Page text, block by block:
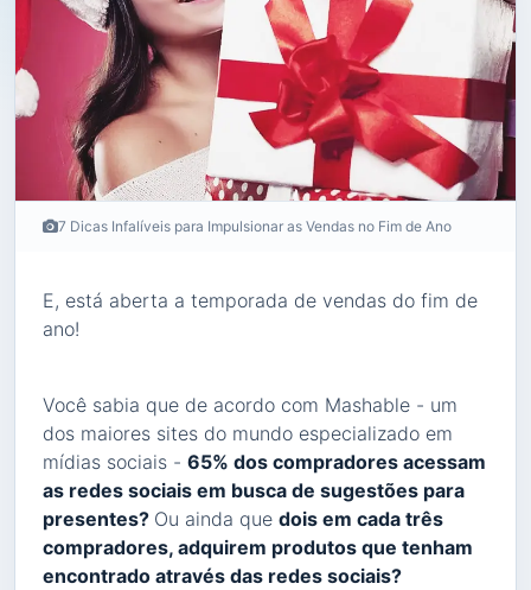
7 Dicas Infalíveis para Impulsionar as Vendas no Fim de Ano
E, está aberta a temporada de vendas do fim de
ano!
Você sabia que de acordo com Mashable - um
dos maiores sites do mundo especializado em
mídias sociais - 65% dos compradores acessam
as redes sociais em busca de sugestões para
presentes? Ou ainda que dois em cada três
compradores, adquirem produtos que tenham
encontrado através das redes sociais?